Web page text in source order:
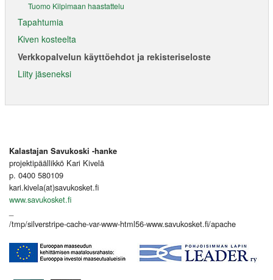
Tuomo Kilpimaan haastattelu
Tapahtumia
Kiven kosteelta
Verkkopalvelun käyttöehdot ja rekisteriseloste
Liity jäseneksi
Kalastajan Savukoski -hanke
projektipäällikkö Kari Kivelä
p. 0400 580109
kari.kivela(at)savukosket.fi
www.savukosket.fi
/tmp/silverstripe-cache-var-www-html56-www.savukosket.fi/apache